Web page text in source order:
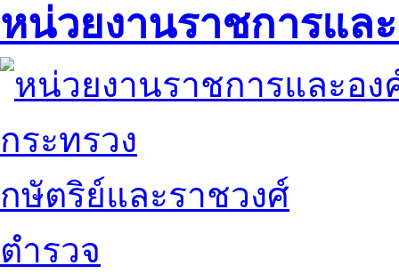
หน่วยงานราชการแล
กระทรวง
กษัตริย์และราชวงศ์
ตำรวจ